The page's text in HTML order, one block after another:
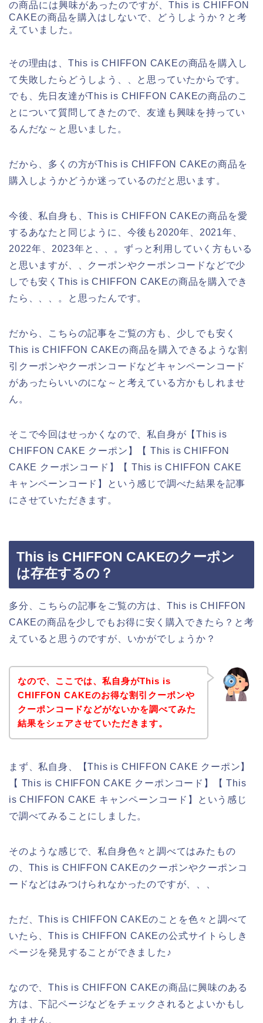
の商品には興味があったのですが、This is CHIFFON
CAKEの商品を購入はしないで、どうしようか？と考
えていました。
その理由は、This is CHIFFON CAKEの商品を購入し
て失敗したらどうしよう、、と思っていたからです。
でも、先日友達がThis is CHIFFON CAKEの商品のこ
とについて質問してきたので、友達も興味を持ってい
るんだな～と思いました。
だから、多くの方がThis is CHIFFON CAKEの商品を
購入しようかどうか迷っているのだと思います。
今後、私自身も、This is CHIFFON CAKEの商品を愛
するあなたと同じように、今後も2020年、2021年、
2022年、2023年と、、。ずっと利用していく方もいる
と思いますが、、クーポンやクーポンコードなどで少
しでも安くThis is CHIFFON CAKEの商品を購入でき
たら、、、。と思ったんです。
だから、こちらの記事をご覧の方も、少しでも安く
This is CHIFFON CAKEの商品を購入できるような割
引クーポンやクーポンコードなどキャンペーンコード
があったらいいのにな～と考えている方かもしれませ
ん。
そこで今回はせっかくなので、私自身が【This is
CHIFFON CAKE クーポン】【 This is CHIFFON
CAKE クーポンコード】【 This is CHIFFON CAKE
キャンペーンコード】という感じで調べた結果を記事
にさせていただきます。
This is CHIFFON CAKEのクーポン
は存在するの？
多分、こちらの記事をご覧の方は、This is CHIFFON
CAKEの商品を少しでもお得に安く購入できたら？と考
えていると思うのですが、いかがでしょうか？
なので、ここでは、私自身がThis is
CHIFFON CAKEのお得な割引クーポンや
クーポンコードなどがないかを調べてみた
結果をシェアさせていただきます。
まず、私自身、【This is CHIFFON CAKE クーポン】
【 This is CHIFFON CAKE クーポンコード】【 This
is CHIFFON CAKE キャンペーンコード】という感じ
で調べてみることにしました。
そのような感じで、私自身色々と調べてはみたもの
の、This is CHIFFON CAKEのクーポンやクーポンコ
ードなどはみつけられなかったのですが、、、
ただ、This is CHIFFON CAKEのことを色々と調べて
いたら、This is CHIFFON CAKEの公式サイトらしき
ページを発見することができました♪
なので、This is CHIFFON CAKEの商品に興味のある
方は、下記ページなどをチェックされるとよいかもし
れません。